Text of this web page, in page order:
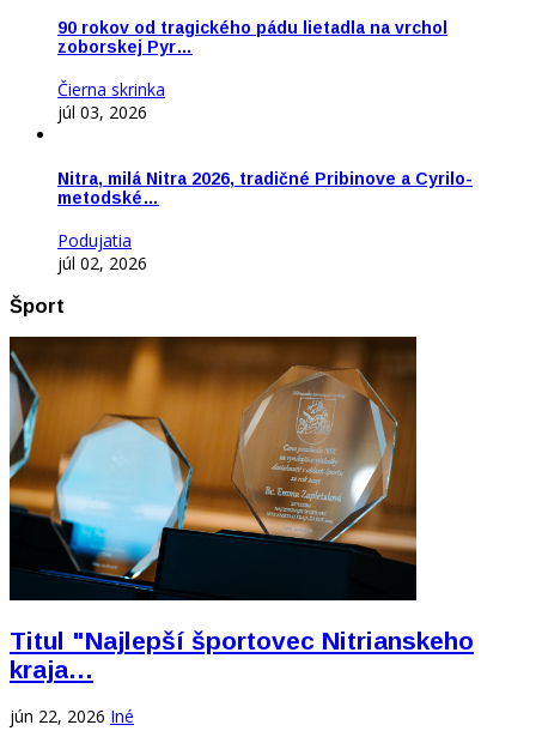
90 rokov od tragického pádu lietadla na vrchol
zoborskej Pyr…
Čierna skrinka
júl 03, 2026
Nitra, milá Nitra 2026, tradičné Pribinove a Cyrilo-
metodské…
Podujatia
júl 02, 2026
Šport
Titul "Najlepší športovec Nitrianskeho
kraja…
jún 22, 2026 Iné